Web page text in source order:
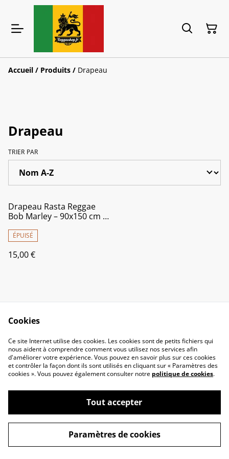
Accueil / Produits / Drapeau
Drapeau
TRIER PAR
Drapeau Rasta Reggae
Bob Marley – 90x150 cm |
ÉPUISÉ
15,00 €
Contactez-nous
Conditions
Politique de
confidentialité
Politique de cookies
©2026Reggae Shop
powered by
Cookies
Ce site Internet utilise des cookies. Les cookies sont de petits fichiers qui
nous aident à comprendre comment vous utilisez nos services afin
d'améliorer votre expérience. Vous pouvez en savoir plus sur ces cookies
et contrôler la façon dont ils sont utilisés en cliquant sur « Paramètres des
cookies ». Vous pouvez également consulter notre politique de cookies.
Tout accepter
Paramètres de cookies